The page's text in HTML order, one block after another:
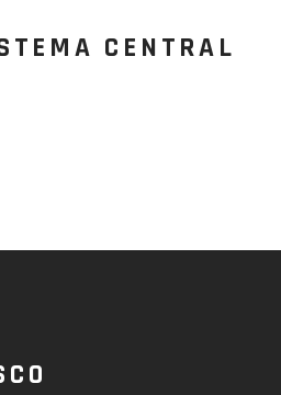
CENTRAL